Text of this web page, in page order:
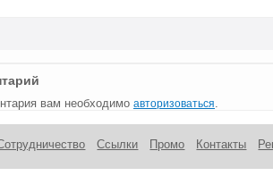
вам необходимо авторизоваться
Ссылки Промо Контакты